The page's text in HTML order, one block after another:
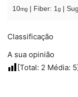
10mg Fiber: 1g
Classificação
A sua opinião
[Total: 2 Média: 5